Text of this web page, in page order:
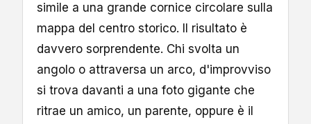
simile a una grande cornice circolare sulla
mappa del centro storico. Il risultato è
davvero sorprendente. Chi svolta un
angolo o attraversa un arco, d'improvviso
si trova davanti a una foto gigante che
ritrae un amico, un parente, oppure è il